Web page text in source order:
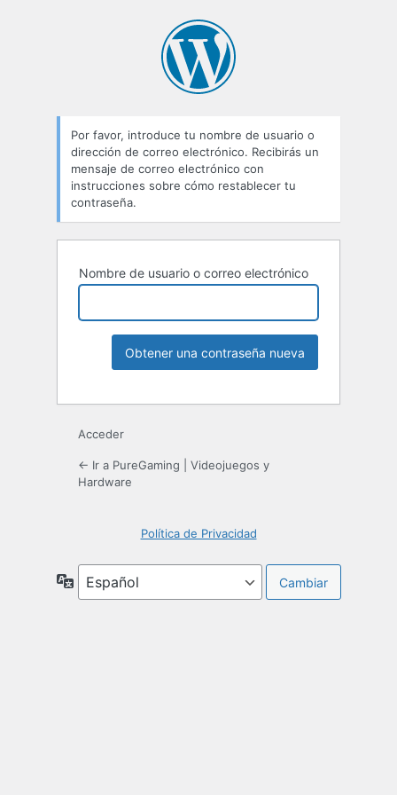
Por favor, introduce tu nombre de usuario o
dirección de correo electrónico. Recibirás un
mensaje de correo electrónico con
instrucciones sobre cómo restablecer tu
contraseña.
Nombre de usuario o correo electrónico
Acceder
← Ir a PureGaming | Videojuegos y
Hardware
Política de Privacidad
Idioma